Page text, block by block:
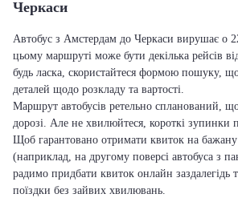
Черкаси
Автобус з Амстердам до Черкаси вирушає о
цьому маршруті може бути декілька рейсів
будь ласка, скористайтеся формою пошуку,
деталей щодо розкладу та вартості.
Маршрут автобусів ретельно спланований,
дорозі. Але не хвилюйтеся, короткі зупинки
Щоб гарантовано отримати квиток на бажану
(наприклад, на другому поверсі автобуса з
радимо придбати квиток онлайн заздалегідь
поїздки без зайвих хвилювань.